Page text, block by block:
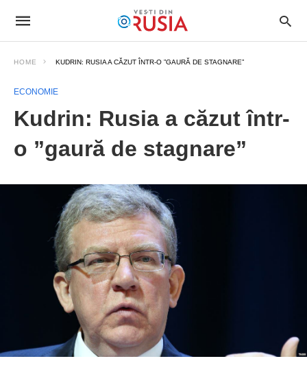
HOME KUDRIN: RUSIA A CĂZUT ÎNTR-O ”GAURĂ DE STAGNARE”
ECONOMIE
Kudrin: Rusia a căzut într-
o ”gaură de stagnare”